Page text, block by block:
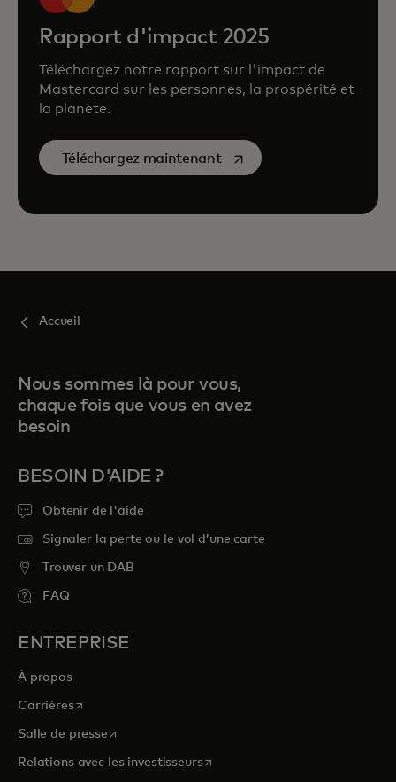
Rapport d'impact 2025
Téléchargez notre rapport sur l'impact de
Mastercard sur les personnes, la prospérité et
la planète.
Téléchargez maintenants’ouvre dans un nouvel
Accueil
Nous sommes là pour vous,
chaque fois que vous en avez
besoin
BESOIN D'AIDE ?
Obtenir de l'aide
Signaler la perte ou le vol d’une carte
Trouver un DAB
FAQ
ENTREPRISE
À propos
Carrièress’ouvre dans un nouvel onglet
Salle de presses’ouvre dans un nouvel onglet
Relations avec les investisseurss’ouvre dans un nouvel onglet